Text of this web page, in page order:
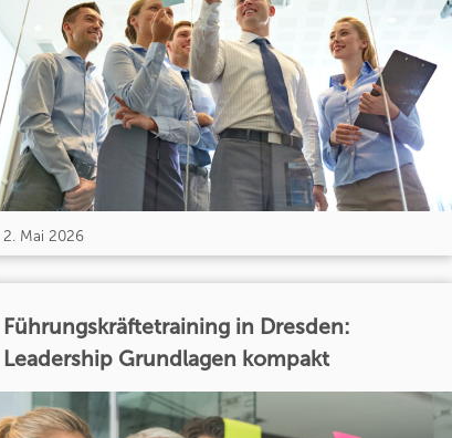
2. Mai 2026
Führungskräftetraining in Dresden:
Leadership Grundlagen kompakt